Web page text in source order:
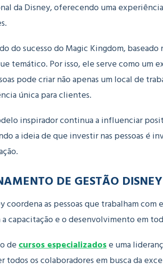
da Disney, oferecendo uma
do sucesso do Magic Kingdom,
temático. Por isso, ele serve como um
pode criar não apenas um local de
única para clientes.
inspirador continua a influenciar
a ideia de que investir nas pessoas é
DE GESTÃO
coordena as pessoas que trabalham
capacitação e o desenvolvimento em
decursos especializadose uma
todos os colaboradores em busca da